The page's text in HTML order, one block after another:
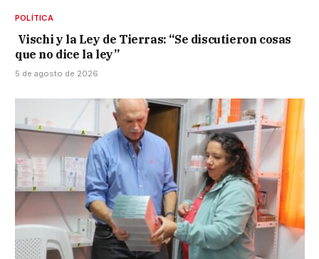
POLÍTICA
Vischi y la Ley de Tierras: “Se discutieron cosas
que no dice la ley”
5 de agosto de 2026